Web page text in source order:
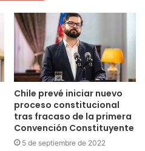
Chile prevé iniciar nuevo
proceso constitucional
tras fracaso de la primera
Convención Constituyente
5 de septiembre de 2022